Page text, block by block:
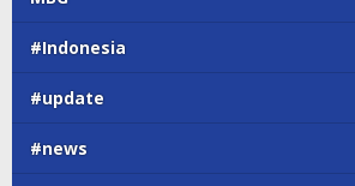
#Indonesia
#update
#news